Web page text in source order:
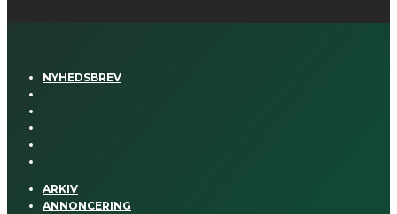
NYHEDSBREV
ARKIV
ANNONCERING